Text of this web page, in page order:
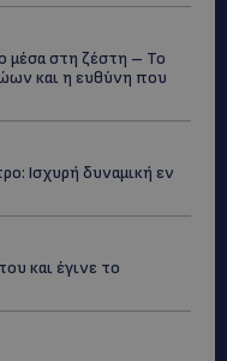
μέσα στη ζέστη – Το
και η ευθύνη που
Ισχυρή δυναμική εν
και έγινε το